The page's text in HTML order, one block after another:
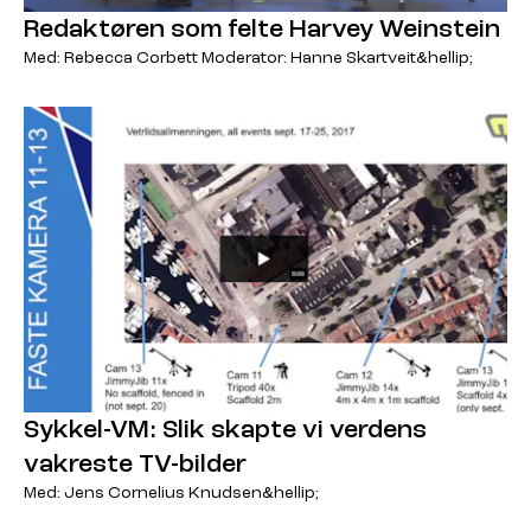
Redaktøren som felte Harvey Weinstein
Med: Rebecca Corbett Moderator: Hanne Skartveit&hellip;
Sykkel-VM: Slik skapte vi verdens
vakreste TV-bilder
Med: Jens Cornelius Knudsen&hellip;